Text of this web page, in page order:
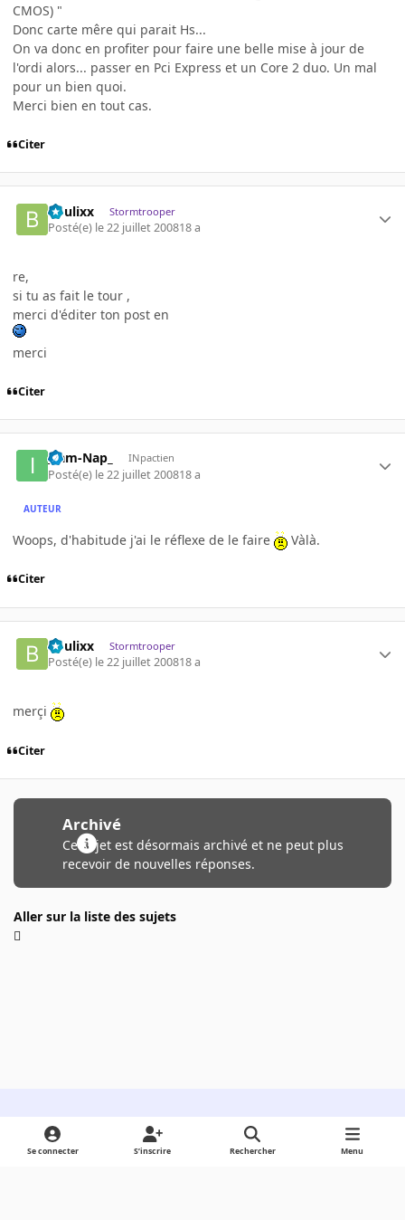
CMOS) "
Donc carte mêre qui parait Hs...
On va donc en profiter pour faire une belle mise à jour de
l'ordi alors... passer en Pci Express et un Core 2 duo. Un mal
pour un bien quoi.
Merci bien en tout cas.
Citer
boulixx Stormtrooper
Posté(e) le 22 juillet 200818 a
re,
si tu as fait le tour ,
merci d'éditer ton post en
merci
Citer
_Iam-Nap_ INpactien
Posté(e) le 22 juillet 200818 a
AUTEUR
Woops, d'habitude j'ai le réflexe de le faire Vàlà.
Citer
boulixx Stormtrooper
Posté(e) le 22 juillet 200818 a
merçi
Citer
Archivé
Ce sujet est désormais archivé et ne peut plus
recevoir de nouvelles réponses.
Aller sur la liste des sujets
Light ModeDark ModeSystem Preference
Se connecter S’inscrire Rechercher Menu